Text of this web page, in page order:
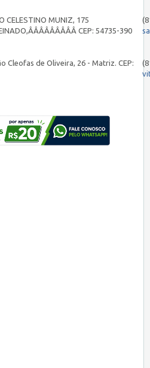
CELESTINO MUNIZ, 175
CEP: 54735-390
Cleofas de Oliveira, 26 - Matriz. CEP: